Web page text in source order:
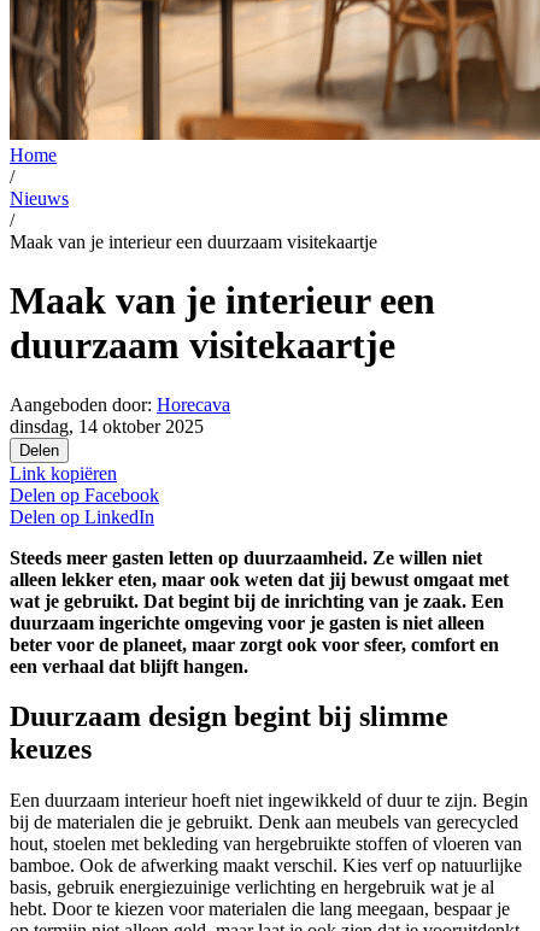
Home
/
Nieuws
/
Maak van je interieur een duurzaam visitekaartje
Maak van je interieur een
duurzaam visitekaartje
Aangeboden door: Horecava
dinsdag, 14 oktober 2025
Delen
Link kopiëren
Delen op Facebook
Delen op LinkedIn
Steeds meer gasten letten op duurzaamheid. Ze willen niet
alleen lekker eten, maar ook weten dat jij bewust omgaat met
wat je gebruikt. Dat begint bij de inrichting van je zaak. Een
duurzaam ingerichte omgeving voor je gasten is niet alleen
beter voor de planeet, maar zorgt ook voor sfeer, comfort en
een verhaal dat blijft hangen.
Duurzaam design begint bij slimme
keuzes
Een duurzaam interieur hoeft niet ingewikkeld of duur te zijn. Begin
bij de materialen die je gebruikt. Denk aan meubels van gerecycled
hout, stoelen met bekleding van hergebruikte stoffen of vloeren van
bamboe. Ook de afwerking maakt verschil. Kies verf op natuurlijke
basis, gebruik energiezuinige verlichting en hergebruik wat je al
hebt. Door te kiezen voor materialen die lang meegaan, bespaar je